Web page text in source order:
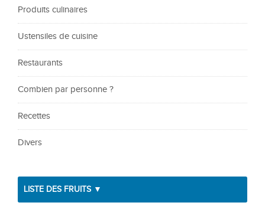
Produits culinaires
Ustensiles de cuisine
Restaurants
Combien par personne ?
Recettes
Divers
LISTE DES FRUITS ▼